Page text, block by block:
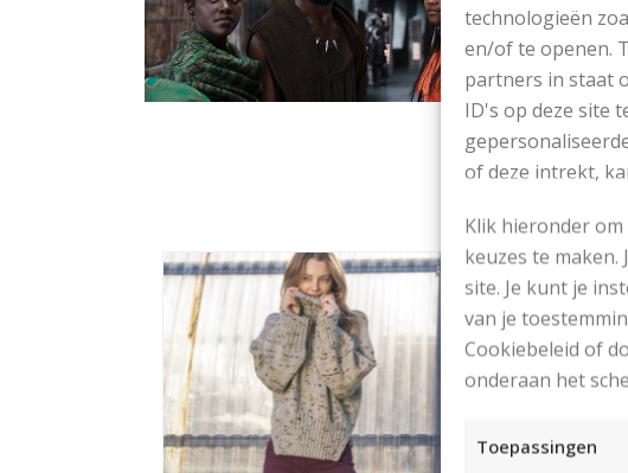
technologieën
en/of te openen.
partners in staat
ID's op deze site
of deze intrekt,
Klik hieronder
keuzes te maken.
site. Je kunt je
van je
Cookiebeleid of
onderaan het
Toepassingen